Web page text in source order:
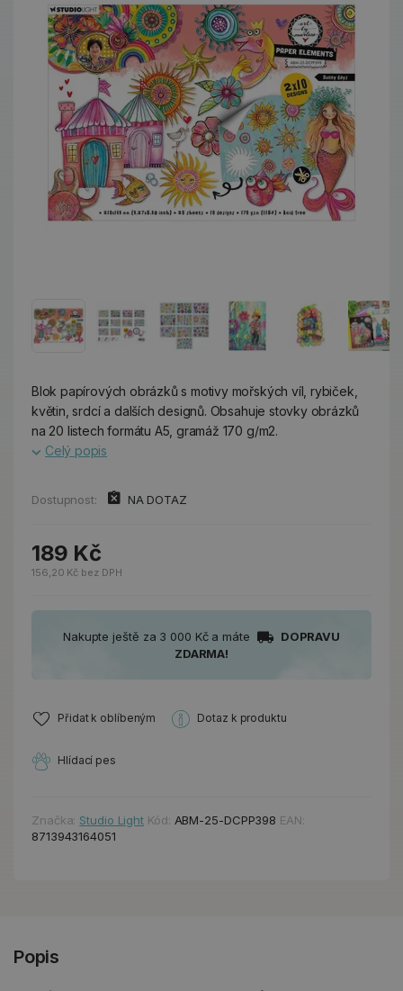
Blok papírových obrázků s motivy mořských víl, rybiček,
květin, srdcí a dalších designů. Obsahuje stovky obrázků
na 20 listech formátu A5, gramáž 170 g/m2.
Celý popis
Dostupnost: NA DOTAZ
189 Kč
156,20 Kč bez DPH
Nakupte ještě za 3 000 Kč a máte
DOPRAVU
ZDARMA!
Přidat k oblíbeným Dotaz k produktu
Hlídací pes
Značka: Studio Light Kód: ABM-25-DCPP398 EAN:
8713943164051
Popis